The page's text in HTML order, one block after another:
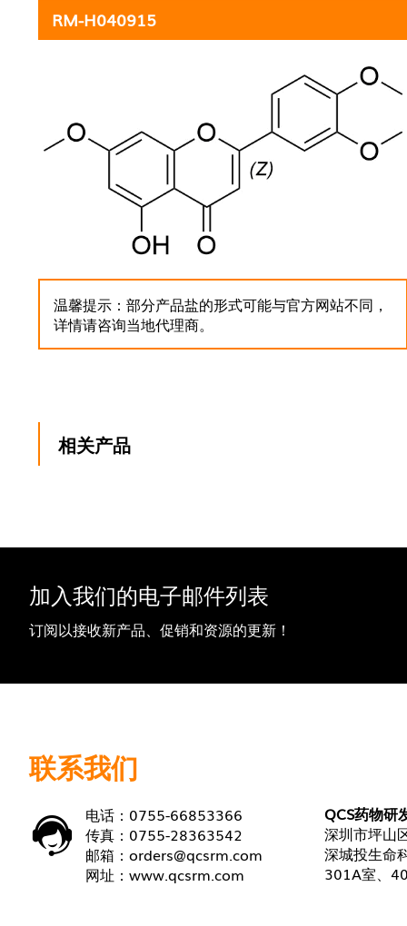
RM-H040915
温馨提示：部分产品盐的形式可能与官方网站不同，
详情请咨询当地代理商。
相关产品
加入我们的电子邮件列表
订阅以接收新产品、促销和资源的更新！
联系我们
电话：0755-66853366
传真：0755-28363542
邮箱： orders@qcsrm.com
网址： www.qcsrm.com
QCS药物研
深圳市坪山
深城投生命
301A室、